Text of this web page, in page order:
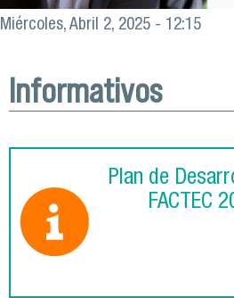
Miércoles, Abril 2, 2025 - 12:15
Informativos
Plan de
FACTEC